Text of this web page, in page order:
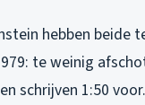
hebben beide
te weinig
schrijven 1:50